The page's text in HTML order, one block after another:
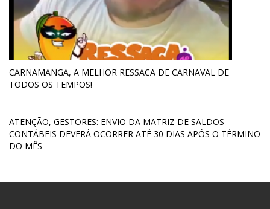
CARNAMANGA, A MELHOR RESSACA DE CARNAVAL DE
TODOS OS TEMPOS!
ATENÇÃO, GESTORES: ENVIO DA MATRIZ DE SALDOS
CONTÁBEIS DEVERÁ OCORRER ATÉ 30 DIAS APÓS O TÉRMINO
DO MÊS